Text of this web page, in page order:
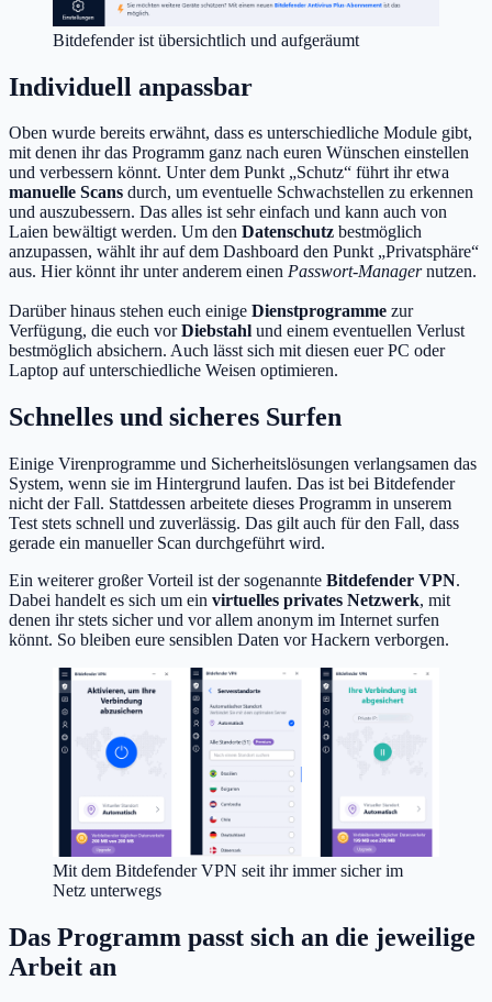
Bitdefender ist übersichtlich und aufgeräumt
Individuell anpassbar
Oben wurde bereits erwähnt, dass es unterschiedliche Module gibt,
mit denen ihr das Programm ganz nach euren Wünschen einstellen
und verbessern könnt. Unter dem Punkt „Schutz“ führt ihr etwa
manuelle Scans durch, um eventuelle Schwachstellen zu erkennen
und auszubessern. Das alles ist sehr einfach und kann auch von
Laien bewältigt werden. Um den Datenschutz bestmöglich
anzupassen, wählt ihr auf dem Dashboard den Punkt „Privatsphäre“
aus. Hier könnt ihr unter anderem einen Passwort-Managernutzen.
Darüber hinaus stehen euch einige Dienstprogramme zur
Verfügung, die euch vorDiebstahl und einem eventuellen Verlust
bestmöglich absichern. Auch lässt sich mit diesen euer PC oder
Laptop auf unterschiedliche Weisen optimieren.
Schnelles und sicheres Surfen
Einige Virenprogramme und Sicherheitslösungen verlangsamen das
System, wenn sie im Hintergrund laufen. Das ist bei Bitdefender
nicht der Fall. Stattdessen arbeitete dieses Programm in unserem
Test stets schnell und zuverlässig. Das gilt auch für den Fall, dass
gerade ein manueller Scan durchgeführt wird.
Ein weiterer großer Vorteil ist der sogenannte Bitdefender VPN.
Dabei handelt es sich um ein virtuelles privates Netzwerk, mit
denen ihr stets sicher und vor allem anonym im Internet surfen
könnt. So bleiben eure sensiblen Daten vor Hackern verborgen.
Mit dem Bitdefender VPN seit ihr immer sicher im
Netz unterwegs
Das Programm passt sich an die jeweilige
Arbeit an